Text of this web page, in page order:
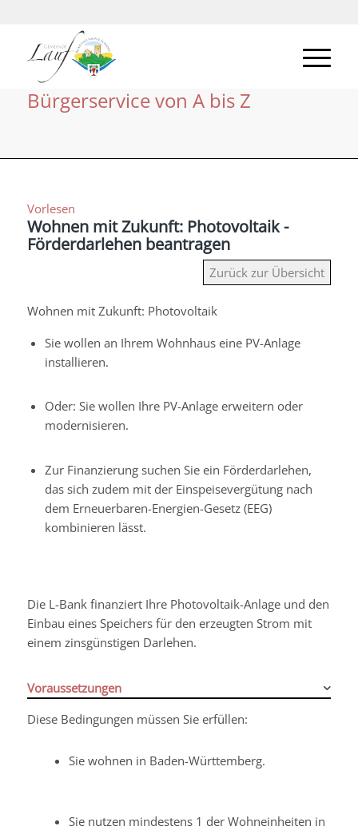
Bürgerservice von A bis Z
Vorlesen
Wohnen mit Zukunft: Photovoltaik -
Förderdarlehen beantragen
Zurück zur Übersicht
Wohnen mit Zukunft: Photovoltaik
Sie wollen an Ihrem Wohnhaus eine PV-Anlage
installieren.
Oder: Sie wollen Ihre PV-Anlage erweitern oder
modernisieren.
Zur Finanzierung suchen Sie ein Förderdarlehen,
das sich zudem mit der Einspeisevergütung nach
dem Erneuerbaren-Energien-Gesetz (EEG)
kombinieren lässt.
Die L-Bank finanziert Ihre Photovoltaik-Anlage und den
Einbau eines Speichers für den erzeugten Strom mit
einem zinsgünstigen Darlehen.
Voraussetzungen
Diese Bedingungen müssen Sie erfüllen:
Sie wohnen in Baden-Württemberg.
Sie nutzen mindestens 1 der Wohneinheiten in